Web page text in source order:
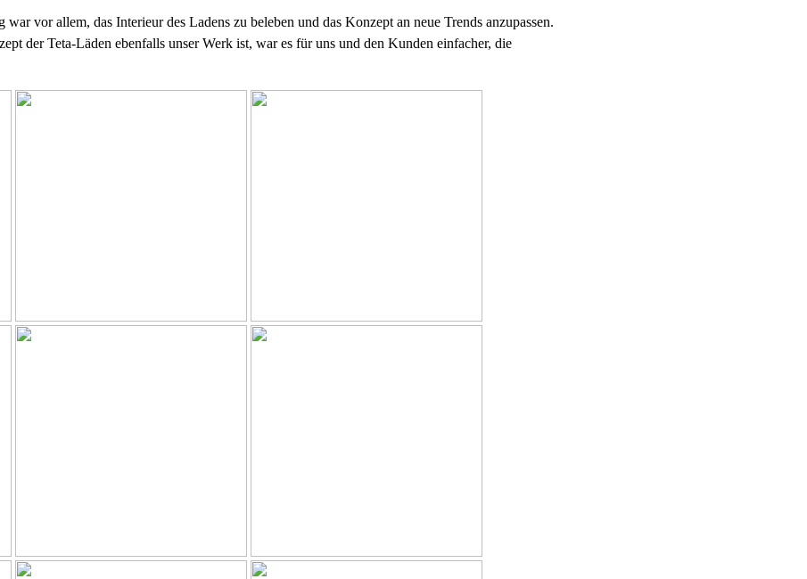
war vor allem, das Interieur des Ladens zu beleben und das Konzept an neue Trends anzupassen.
der Teta-Läden ebenfalls unser Werk ist, war es für uns und den Kunden einfacher, die